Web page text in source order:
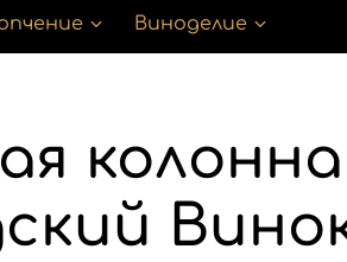
Виноделие
колонна